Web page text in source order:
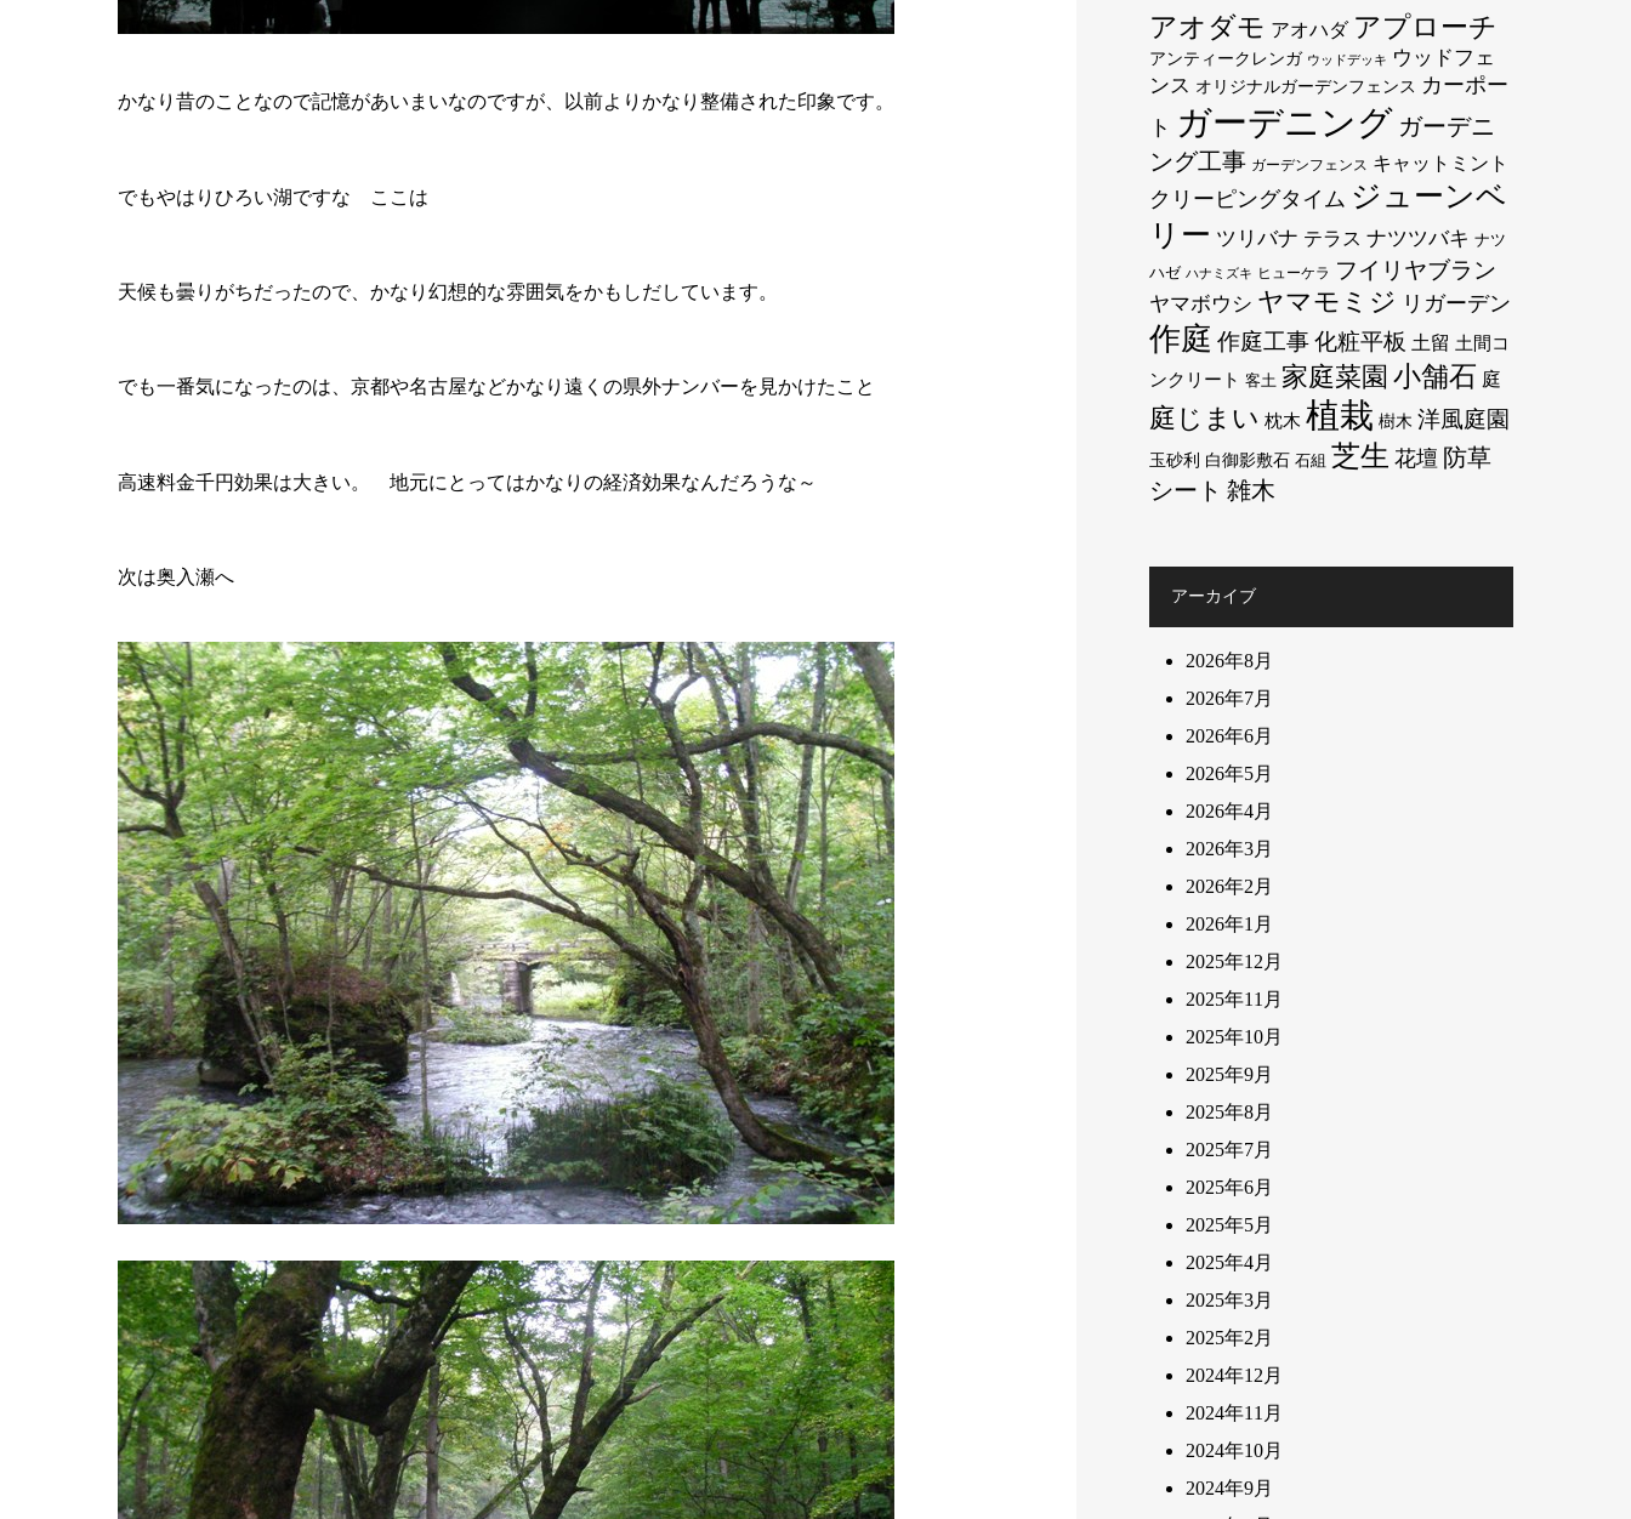
かなり昔のことなので記憶があいまいなのですが、以前よりかなり整備された印象です。
でもやはりひろい湖ですな ここは
天候も曇りがちだったので、かなり幻想的な雰囲気をかもしだしています。
でも一番気になったのは、京都や名古屋などかなり遠くの県外ナンバーを見かけたこと
高速料金千円効果は大きい。 地元にとってはかなりの経済効果なんだろうな～
次は奥入瀬へ
アオダモ アオハダ アプローチ
アンティークレンガ ウッドデッキ ウッドフェ
ンス オリジナルガーデンフェンス カーポー
ト ガーデニング ガーデニ
ング工事 ガーデンフェンス キャットミント
クリーピングタイム ジューンベ
リー ツリバナ テラス ナツツバキ ナツ
ハゼ ハナミズキ ヒューケラ フイリヤブラン
ヤマボウシ ヤマモミジ リガーデン
作庭 作庭工事化粧平板 土留 土間コ
ンクリート 客土 家庭菜園 小舗石 庭
庭じまい 枕木 植栽 樹木 洋風庭園
玉砂利 白御影敷石 石組 芝生 花壇 防草
シート 雑木
アーカイブ
2026年8月
2026年7月
2026年6月
2026年5月
2026年4月
2026年3月
2026年2月
2026年1月
2025年12月
2025年11月
2025年10月
2025年9月
2025年8月
2025年7月
2025年6月
2025年5月
2025年4月
2025年3月
2025年2月
2024年12月
2024年11月
2024年10月
2024年9月